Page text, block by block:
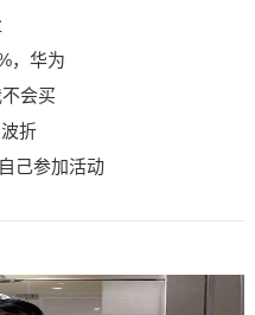
，华为
会买
折
己参加活动